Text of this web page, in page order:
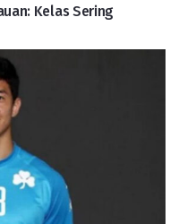
Kelas Sering